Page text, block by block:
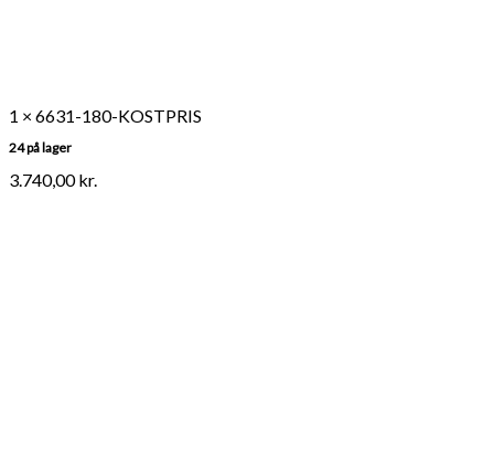
1 × 6631-180-KOSTPRIS
24 på lager
3.740,00kr.